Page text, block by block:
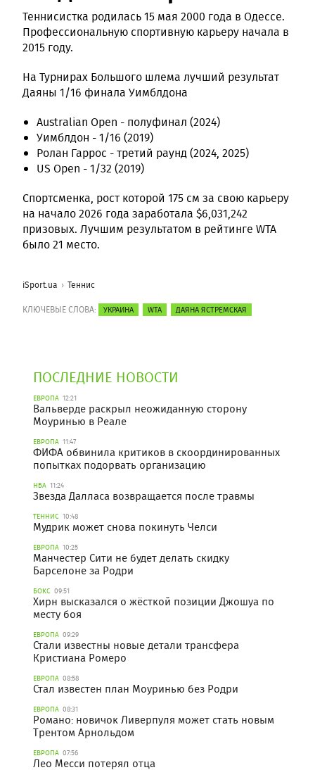
Теннисистка родилась 15 мая 2000 года в Одессе.
Профессиональную спортивную карьеру начала в
2015 году.
На Турнирах Большого шлема лучший результат
Даяны 1/16 финала Уимблдона
Australian Open - полуфинал (2024)
Уимблдон - 1/16 (2019)
Ролан Гаррос - третий раунд (2024, 2025)
US Open - 1/32 (2019)
Спортсменка, рост которой 175 см за свою карьеру
на начало 2026 года заработала $6,031,242
призовых. Лучшим результатом в рейтинге WTA
было 21 место.
iSport.ua Теннис
КЛЮЧЕВЫЕ СЛОВА: УКРАИНА WTA ДАЯНА ЯСТРЕМСКАЯ
ПОСЛЕДНИЕ НОВОСТИ
ЕВРОПА 12:21
Вальверде раскрыл неожиданную сторону
Моуринью в Реале
ЕВРОПА 11:47
ФИФА обвинила критиков в скоординированных
попытках подорвать организацию
НБА 11:24
Звезда Далласа возвращается после травмы
ТЕННИС 10:48
Мудрик может снова покинуть Челси
ЕВРОПА 10:25
Манчестер Сити не будет делать скидку
Барселоне за Родри
БОКС 09:51
Хирн высказался о жёсткой позиции Джошуа по
месту боя
ЕВРОПА 09:29
Стали известны новые детали трансфера
Кристиана Ромеро
ЕВРОПА 08:58
Стал известен план Моуринью без Родри
ЕВРОПА 08:31
Романо: новичок Ливерпуля может стать новым
Трентом Арнольдом
ЕВРОПА 07:56
Лео Месси потерял отца